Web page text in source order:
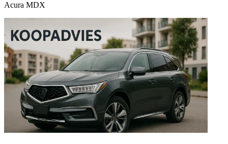
Acura MDX